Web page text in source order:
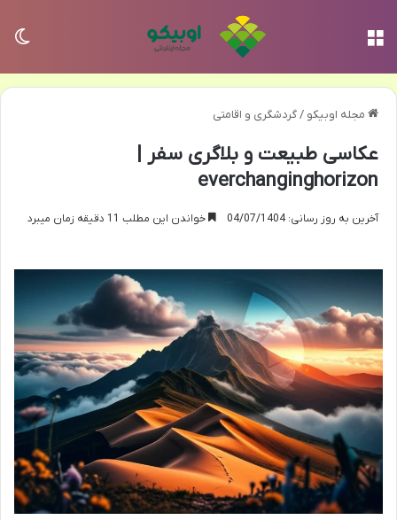
مجله اوبیکو /گردشگری و اقامتی
عکاسی طبیعت و بلاگری سفر |
everchanginghorizon
آخرین به روز رسانی: 04/07/1404 خواندن این مطلب 11 دقیقه زمان میبرد